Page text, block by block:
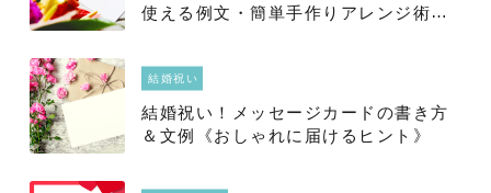
使える例文・簡単手作りアレンジ術も
結婚祝い
結婚祝い！メッセージカードの書き方
＆文例《おしゃれに届けるヒント》